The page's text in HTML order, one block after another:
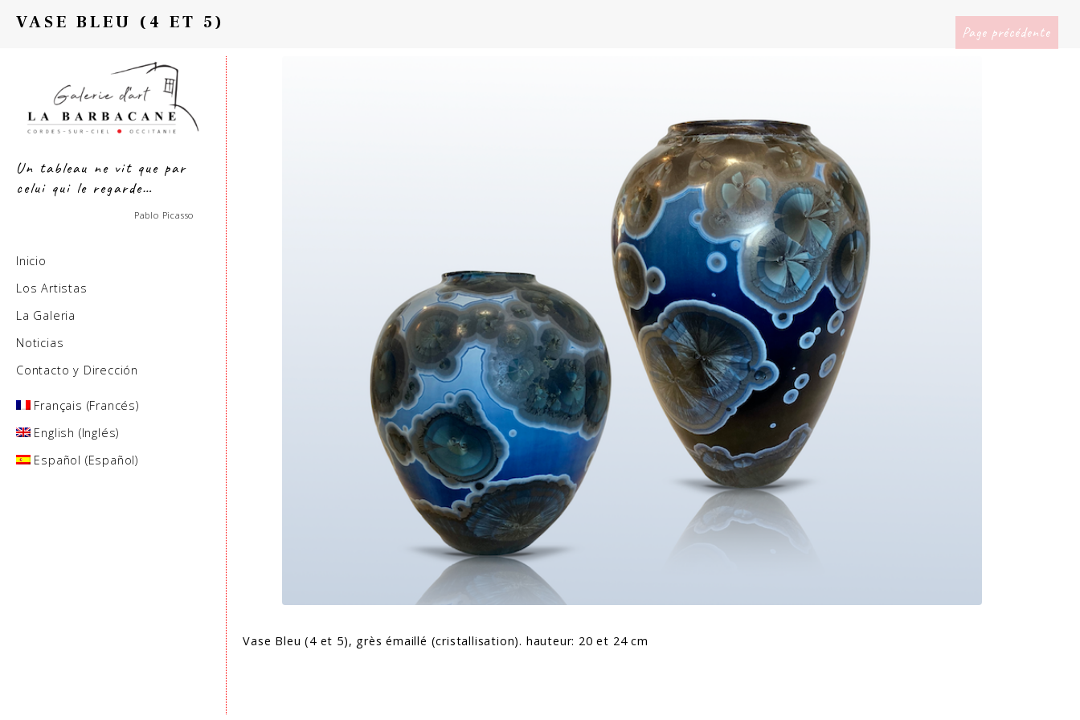
VASE BLEU (4 ET 5) Page précédente
Vase Bleu (4 et 5), grès émaillé (cristallisation). hauteur: 20 et 24 cm
Un tableau ne vit que par
celui qui le regarde…
Pablo Picasso
Inicio
Los Artistas
La Galeria
Noticias
Contacto y Dirección
Français (Francés)
English (Inglés)
Español (Español)